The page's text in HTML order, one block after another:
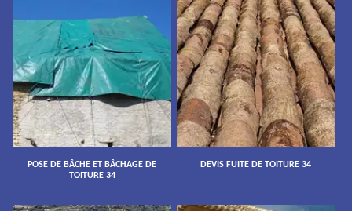
POSE DE BÂCHE ET BÂCHAGE DE
TOITURE 34
DEVIS FUITE DE TOITURE 34